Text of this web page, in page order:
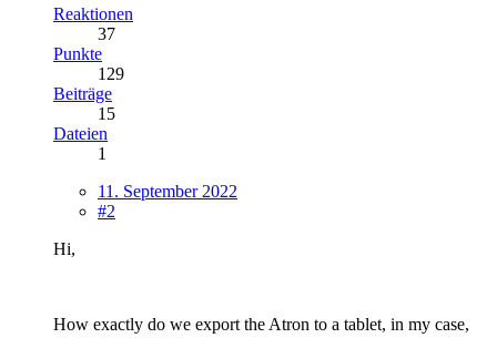
Reaktionen
37
Punkte
129
Beiträge
15
Dateien
1
11. September 2022
#2
Hi,
How exactly do we export the Atron to a tablet, in my case,